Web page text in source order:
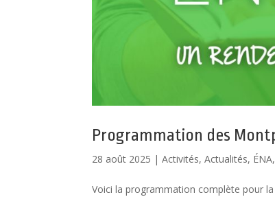
Programmation des
28 août 2025 |Activités,Actualités, ÉNA,
Voici la programmation complète pour la